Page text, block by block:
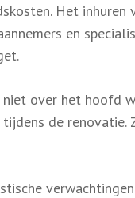
Het
en
over het hoofd
de renovatie.